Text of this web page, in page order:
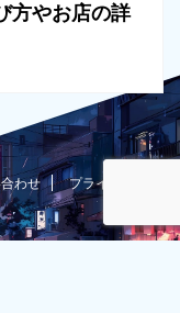
方やお店の詳
わせ
プライバシーポ